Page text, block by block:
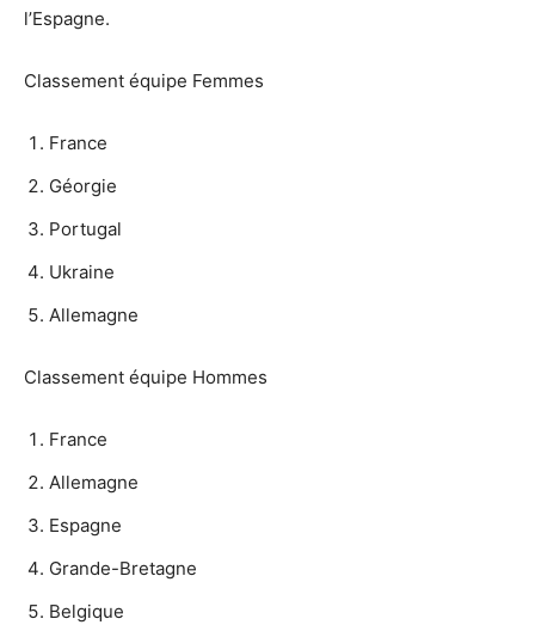
l’Espagne.
Classement équipe Femmes
France
Géorgie
Portugal
Ukraine
Allemagne
Classement équipe Hommes
France
Allemagne
Espagne
Grande-Bretagne
Belgique